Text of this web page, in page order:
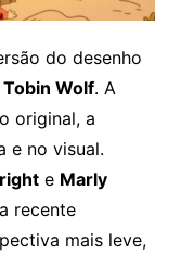
do desenho
Tobin Wolf. A
original, a
e no visual.
e Marly
recente
mais leve,